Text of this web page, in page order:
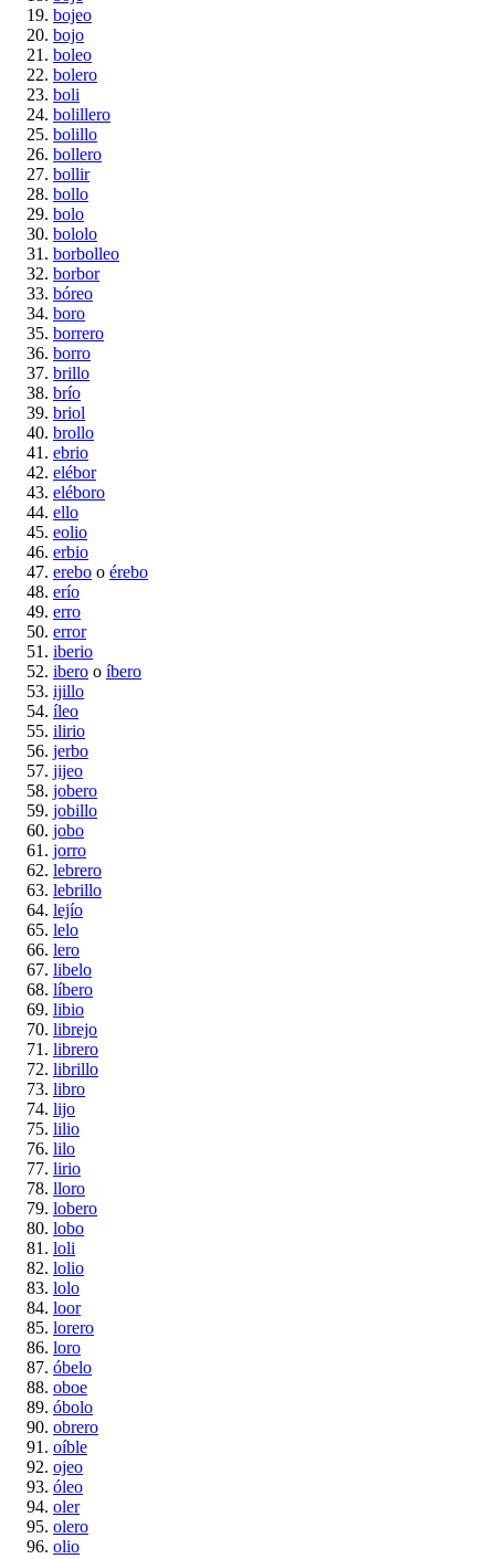
bojeo
bojo
boleo
bolero
boli
bolillero
bolillo
bollero
bollir
bollo
bolo
bololo
borbolleo
borbor
bóreo
boro
borrero
borro
brillo
brío
briol
brollo
ebrio
elébor
eléboro
ello
eolio
erbio
erebo o érebo
erío
erro
error
iberio
ibero o íbero
ijillo
íleo
ilirio
jerbo
jijeo
jobero
jobillo
jobo
jorro
lebrero
lebrillo
lejío
lelo
lero
libelo
líbero
libio
librejo
librero
librillo
libro
lijo
lilio
lilo
lirio
lloro
lobero
lobo
loli
lolio
lolo
loor
lorero
loro
óbelo
oboe
óbolo
obrero
oíble
ojeo
óleo
oler
olero
olio